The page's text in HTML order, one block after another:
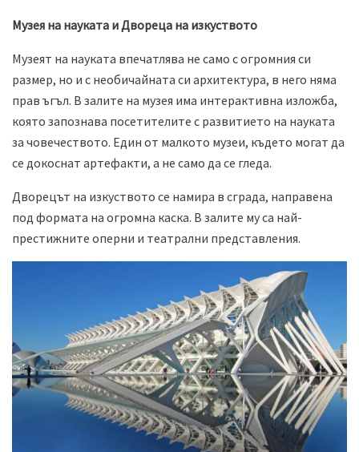
Музея на науката и Двореца на изкуството
Музеят на науката впечатлява не само с огромния си
размер, но и с необичайната си архитектура, в него няма
прав ъгъл. В залите на музея има интерактивна изложба,
която запознава посетителите с развитието на науката
за човечеството. Един от малкото музеи, където могат да
се докоснат артефакти, а не само да се гледа.
Дворецът на изкуството се намира в сграда, направена
под формата на огромна каска. В залите му са най-
престижните оперни и театрални представления.